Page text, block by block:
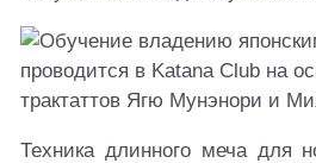
Техника длинного меча для